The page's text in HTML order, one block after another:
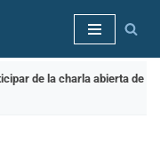
de la charla abierta de